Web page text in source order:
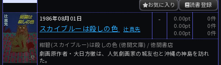
読書登録
お気に入り
1986年08月01日
スカイブルーは殺しの色 辻真先
-
0.00pt
0.00pt
0.00pt
0件
0件
0件
紺碧(スカイブルー)は殺しの色 (徳間文庫) / 徳間書店
劇画原作者・大日方徹は、人気劇画家の城友也と沖縄の神島を訪れ
た。